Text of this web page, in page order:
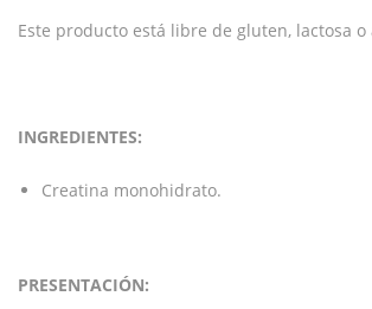
Este producto está libre de gluten, lactosa o
INGREDIENTES:
Creatina monohidrato.
PRESENTACIÓN: